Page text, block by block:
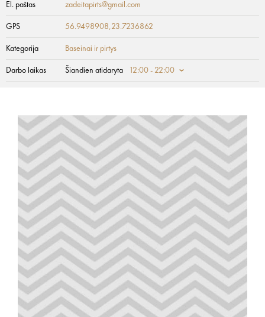
El. paštas zadeitapirts@gmail.com
GPS 56.9498908,23.7236862
Kategorija Baseinai ir pirtys
Darbo laikas Šiandien atidaryta 12:00 - 22:00